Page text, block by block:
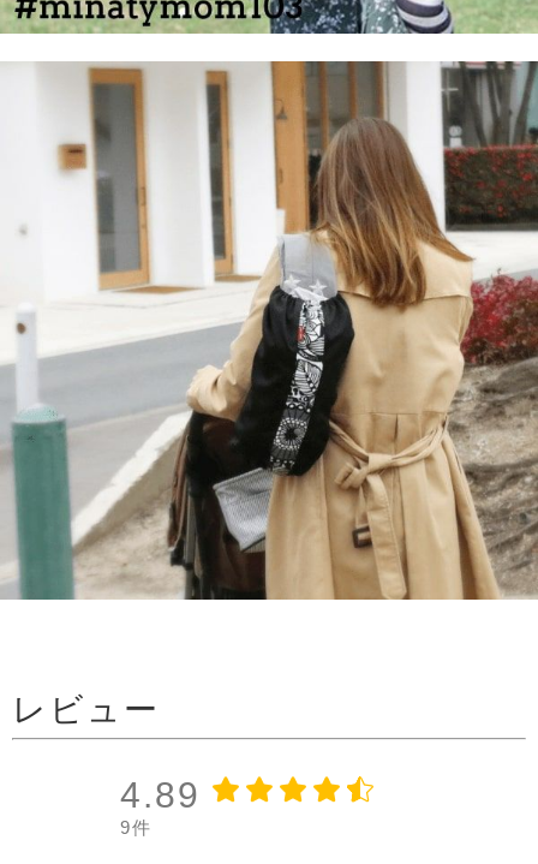
レビュー
4.89
9件